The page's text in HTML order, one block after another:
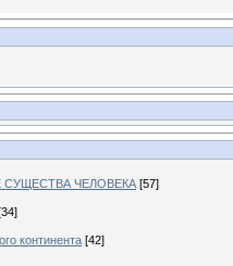
ЧЕЛОВЕКА [57]
континента [42]